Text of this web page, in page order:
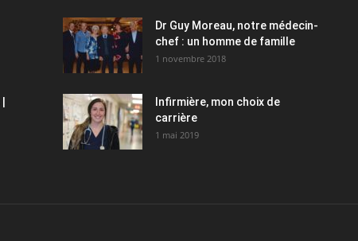
Dr Guy Moreau, notre médecin-
chef : un homme de famille
1 novembre 2018
Infirmière, mon choix de
carrière
1 mai 2019